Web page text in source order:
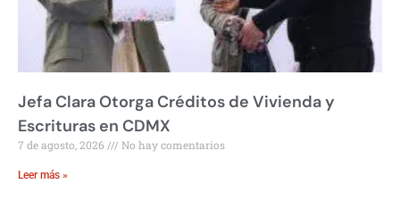
Jefa Clara Otorga Créditos de Vivienda y
Escrituras en CDMX
7 de agosto, 2026 No hay comentarios
Leer más »